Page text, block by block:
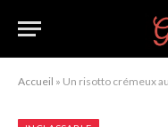
Accueil » Un risotto crémeux